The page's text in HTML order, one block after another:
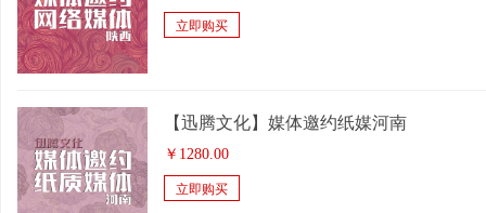
立即购买
【迅腾文化】媒体邀约纸媒河南
￥ 1280.00
立即购买